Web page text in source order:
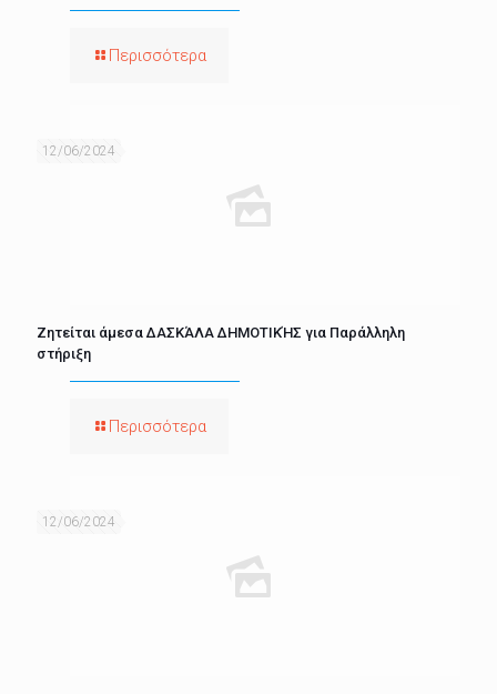
Περισσότερα
12/06/2024
Ζητείται άμεσα ΔΑΣΚΆΛΑ ΔΗΜΟΤΙΚΉΣ για Παράλληλη
στήριξη
Περισσότερα
12/06/2024